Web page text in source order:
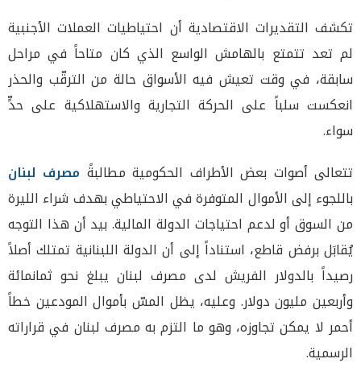
تكشف التقديرات الاقتصادية أن احتياطيات العملات الأجنبية
لم تعد تتمتع بالهامش الواسع الذي كان متاحاً في مراحل
سابقة، في وقت تعيش فيه الأسواق حالة من الترقّب والحذر
انعكست سلباً على الحركة التجارية والاستهلاكية على حدٍّ
سواء.
تتعالى أصوات بعض الأطراف الحكومية مطالبةً مصرف لبنان
باللجوء إلى الأموال المتوفرة في الاحتياطي بهدف شراء الليرة
من السوق أو لدعم احتياجات الدولة المالية. بيد أن هذا التوجه
يُقابَل برفض قاطع، استناداً إلى أن الدولة اللبنانية تمتلك أصلاً
رصيداً بالدولار الفريش لدى مصرف لبنان يبلغ نحو ثمانمائة
وأربعين مليون دولار. وعليه، يظل المسّ بأموال المودعين خطاً
أحمر لا يمكن تجاوزه، وهو ما التزم به مصرف لبنان في قراراته
الرسمية.